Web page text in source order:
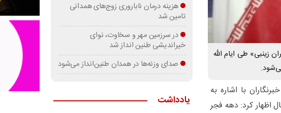
زینبی» طی ایام الله
با اشاره به
اظهار کرد: دهه فجر
هزینه درمان ناباروری زوج‌های همدانی
تامین شد
در سرزمین مهر و سخاوت، نوای
خیراندیشی طنین انداز شد
صدای وزنه‌ها در همدان طنین‌انداز می‌شود
یادداشت